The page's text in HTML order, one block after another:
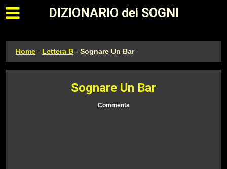
Apri il menu principale
DIZIONARIO dei SOGNI
Home - Lettera B -Sognare Un Bar
Sognare Un Bar
Commenta